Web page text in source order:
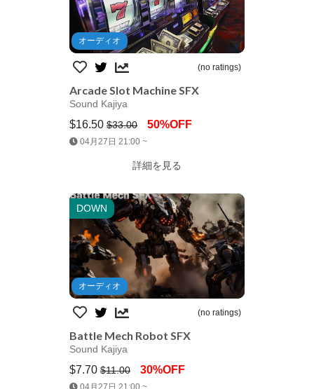
オーディオ
(no ratings)
Arcade Slot Machine SFX
Sound Kajiya
$16.50 $33.00 50%OFF
04月27日 21:00 ~
詳細を見る
DOWN
Jump AssetStore
オーディオ
(no ratings)
Battle Mech Robot SFX
Sound Kajiya
$7.70 $11.00 30%OFF
04月27日 21:00 ~Jump AssetStore